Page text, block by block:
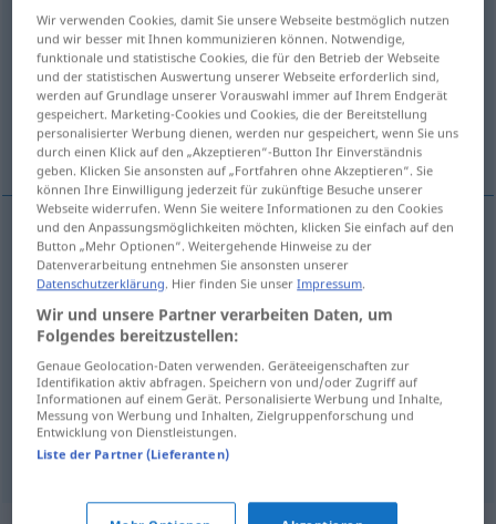
Schularbeitf <Schularbeit;Schularbeiten >
Übersicht aller Übersetzungen
(Für mehr Details die Übersetzung anklicken/antippen)
examen
Beispiele
Schularbeitenpl(≈ Hausaufgabe)
deberesmpl
examenm Schularbeit (≈ Klassenarbeit)
besonders
ÖSTERR
Wir verwenden Cookies, damit Sie unsere Webseite bestmöglich nutzen
und wir besser mit Ihnen kommunizieren können. Notwendige,
funktionale und statistische Cookies, die für den Betrieb der Webseite
und der statistischen Auswertung unserer Webseite erforderlich sind,
werden auf Grundlage unserer Vorauswahl immer auf Ihrem Endgerät
gespeichert. Marketing-Cookies und Cookies, die der Bereitstellung
personalisierter Werbung dienen, werden nur gespeichert, wenn Sie uns
durch einen Klick auf den „Akzeptieren“-Button Ihr Einverständnis
geben. Klicken Sie ansonsten auf „Fortfahren ohne Akzeptieren“. Sie
können Ihre Einwilligung jederzeit für zukünftige Besuche unserer
Webseite widerrufen. Wenn Sie weitere Informationen zu den Cookies
und den Anpassungsmöglichkeiten möchten, klicken Sie einfach auf den
Button „Mehr Optionen“. Weitergehende Hinweise zu der
Datenverarbeitung entnehmen Sie ansonsten unserer
Datenschutzerklärung. Hier finden Sie unserImpressum.
Wir und unsere Partner verarbeiten Daten, um
Folgendes bereitzustellen:
Genaue Geolocation-Daten verwenden. Geräteeigenschaften zur
Identifikation aktiv abfragen. Speichern von und/oder Zugriff auf
Informationen auf einem Gerät. Personalisierte Werbung und Inhalte,
Messung von Werbung und Inhalten, Zielgruppenforschung und
Entwicklung von Dienstleistungen.
Liste der Partner (Lieferanten)